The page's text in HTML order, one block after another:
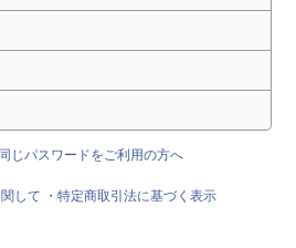
じパスワードをご利用の方へ
して
・特定商取引法に基づく表示